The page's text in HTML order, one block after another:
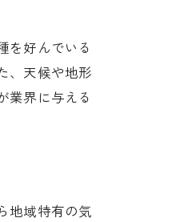
を好んでいる
、天候や地形
業界に与える
地域特有の気